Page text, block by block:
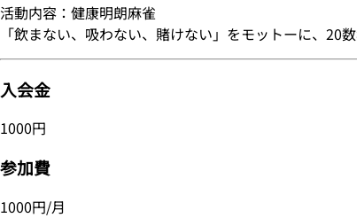
活動内容：健康明朗麻雀
「飲まない、吸わない、賭けない」をモットーに、20
入会金
1000円
参加費
1000円/月